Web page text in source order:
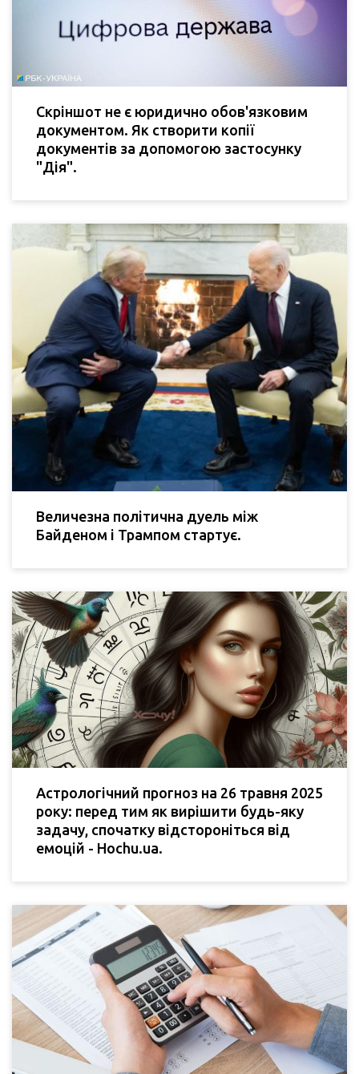
Скріншот не є юридично обов'язковим
документом. Як створити копії
документів за допомогою застосунку
"Дія".
Величезна політична дуель між
Байденом і Трампом стартує.
Астрологічний прогноз на 26 травня 2025
року: перед тим як вирішити будь-яку
задачу, спочатку відстороніться від
емоцій - Hochu.ua.